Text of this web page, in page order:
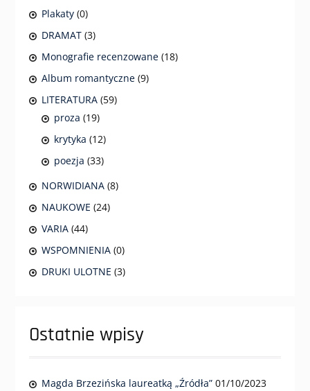
Plakaty (0)
DRAMAT (3)
Monografie recenzowane (18)
Album romantyczne (9)
LITERATURA (59)
proza (19)
krytyka (12)
poezja (33)
NORWIDIANA (8)
NAUKOWE (24)
VARIA (44)
WSPOMNIENIA (0)
DRUKI ULOTNE (3)
Ostatnie wpisy
Magda Brzezińska laureatką „Źródła” 01/10/2023